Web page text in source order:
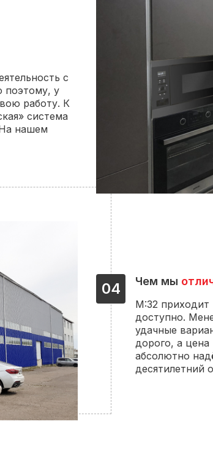
с
поэтому, у
работу. К
система
нашем
04 Чем мы
М:32 приходит
доступно.
удачные
дорого, а
абсолютно
десятилетний